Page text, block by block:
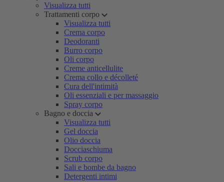
Visualizza tutti
Trattamenti corpo
Visualizza tutti
Crema corpo
Deodoranti
Burro corpo
Oli corpo
Creme anticellulite
Crema collo e décolleté
Cura dell'intimità
Oli essenziali e per massaggio
Spray corpo
Bagno e doccia
Visualizza tutti
Gel doccia
Olio doccia
Docciaschiuma
Scrub corpo
Sali e bombe da bagno
Detergenti intimi